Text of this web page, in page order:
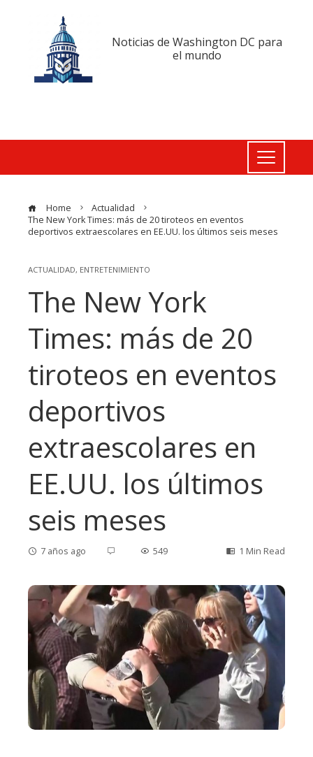
Noticias de Washington DC para
el mundo
Home
Actualidad
The New York Times: más de 20 tiroteos en eventos
deportivos extraescolares en EE.UU. los últimos seis meses
ACTUALIDAD, ENTRETENIMIENTO
The New York
Times: más de 20
tiroteos en eventos
deportivos
extraescolares en
EE.UU. los últimos
seis meses
7 años ago 549 1 Min Read